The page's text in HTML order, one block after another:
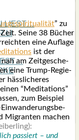
LIEST…
” zu
Sei­ne 38 Bücher
eine Auf­la­ge
ist der
nah am Zeit­ge­sche­
eine Trump-Regie­
häss­li­che­res
“Medi­ta­ti­ons”
zum Bei­spiel
Ein­wan­de­rungs­be­
Migran­ten machen
pas­siert – und